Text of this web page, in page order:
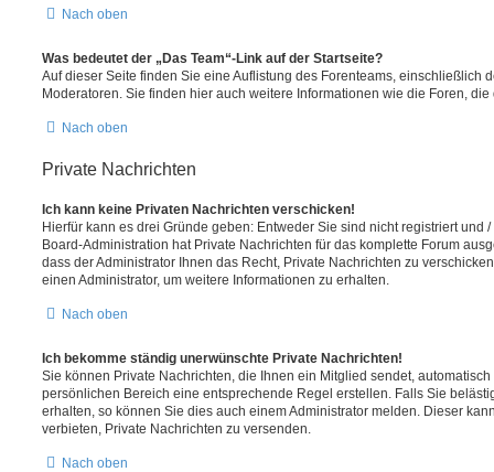
Nach oben
Was bedeutet der „Das Team“-Link auf der Startseite?
Auf dieser Seite finden Sie eine Auflistung des Forenteams, einschließlich
Moderatoren. Sie finden hier auch weitere Informationen wie die Foren,
Nach oben
Private Nachrichten
Ich kann keine Privaten Nachrichten verschicken!
Hierfür kann es drei Gründe geben: Entweder Sie sind nicht registriert und
Board-Administration hat Private Nachrichten für das komplette Forum
dass der Administrator Ihnen das Recht, Private Nachrichten zu
einen Administrator, um weitere Informationen zu erhalten.
Nach oben
Ich bekomme ständig unerwünschte Private Nachrichten!
Sie können Private Nachrichten, die Ihnen ein Mitglied sendet,
persönlichen Bereich eine entsprechende Regel erstellen. Falls Sie
erhalten, so können Sie dies auch einem Administrator melden. Dieser
verbieten, Private Nachrichten zu versenden.
Nach oben